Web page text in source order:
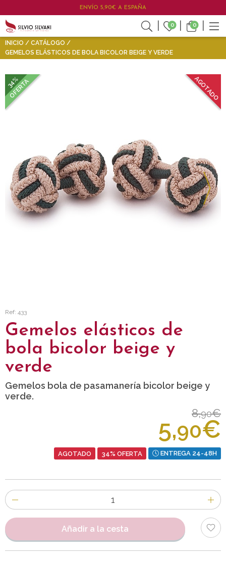
ENVÍO 5,90€ A ESPAÑA
0 0
INICIO
CATÁLOGO
GEMELOS ELÁSTICOS DE BOLA BICOLOR BEIGE Y VERDE
AGOTADO
34%
OFERTA
Ref: 433
Gemelos elásticos de
bola bicolor beige y
verde
Gemelos bola de pasamanería bicolor beige y
verde.
8,90€
5,90€
AGOTADO 34% OFERTA ENTREGA 24-48H
Número
de
artículos
Añadir a la cesta